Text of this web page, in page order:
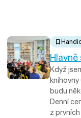
Když
knihovny
budu
Denní
z